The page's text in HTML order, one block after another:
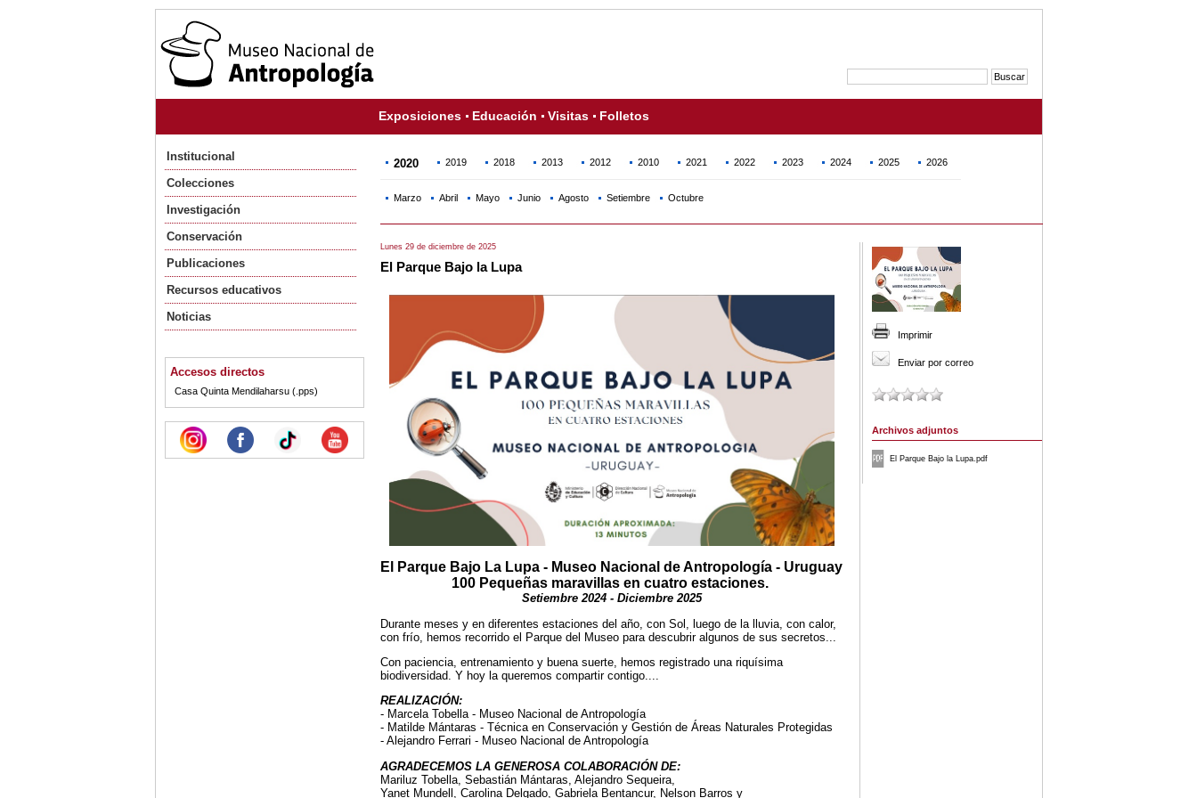
Exposiciones Educación Visitas Folletos
Institucional
Colecciones
Investigación
Conservación
Publicaciones
Recursos educativos
Noticias
Accesos directos
Casa Quinta Mendilaharsu (.pps)
2020 2019 2018 2013 2012 2010 2021 2022 2023 2024 2025 2026
Marzo Abril Mayo Junio Agosto Setiembre Octubre
Lunes 29 de diciembre de 2025
El Parque Bajo la Lupa
El Parque Bajo La Lupa - Museo Nacional de Antropología - Uruguay
100 Pequeñas maravillas en cuatro estaciones.
Setiembre 2024 - Diciembre 2025
Durante meses y en diferentes estaciones del año, con Sol, luego de la lluvia, con calor,
con frío, hemos recorrido el Parque del Museo para descubrir algunos de sus secretos...
Con paciencia, entrenamiento y buena suerte, hemos registrado una riquísima
biodiversidad. Y hoy la queremos compartir contigo....
REALIZACIÓN:
- Marcela Tobella - Museo Nacional de Antropología
- Matilde Mántaras - Técnica en Conservación y Gestión de Áreas Naturales Protegidas
- Alejandro Ferrari - Museo Nacional de Antropología
AGRADECEMOS LA GENEROSA COLABORACIÓN DE:
Mariluz Tobella, Sebastián Mántaras, Alejandro Sequeira,
Yanet Mundell, Carolina Delgado, Gabriela Bentancur, Nelson Barros y
Imprimir
Enviar por correo
Archivos adjuntos
El Parque Bajo la Lupa.pdf